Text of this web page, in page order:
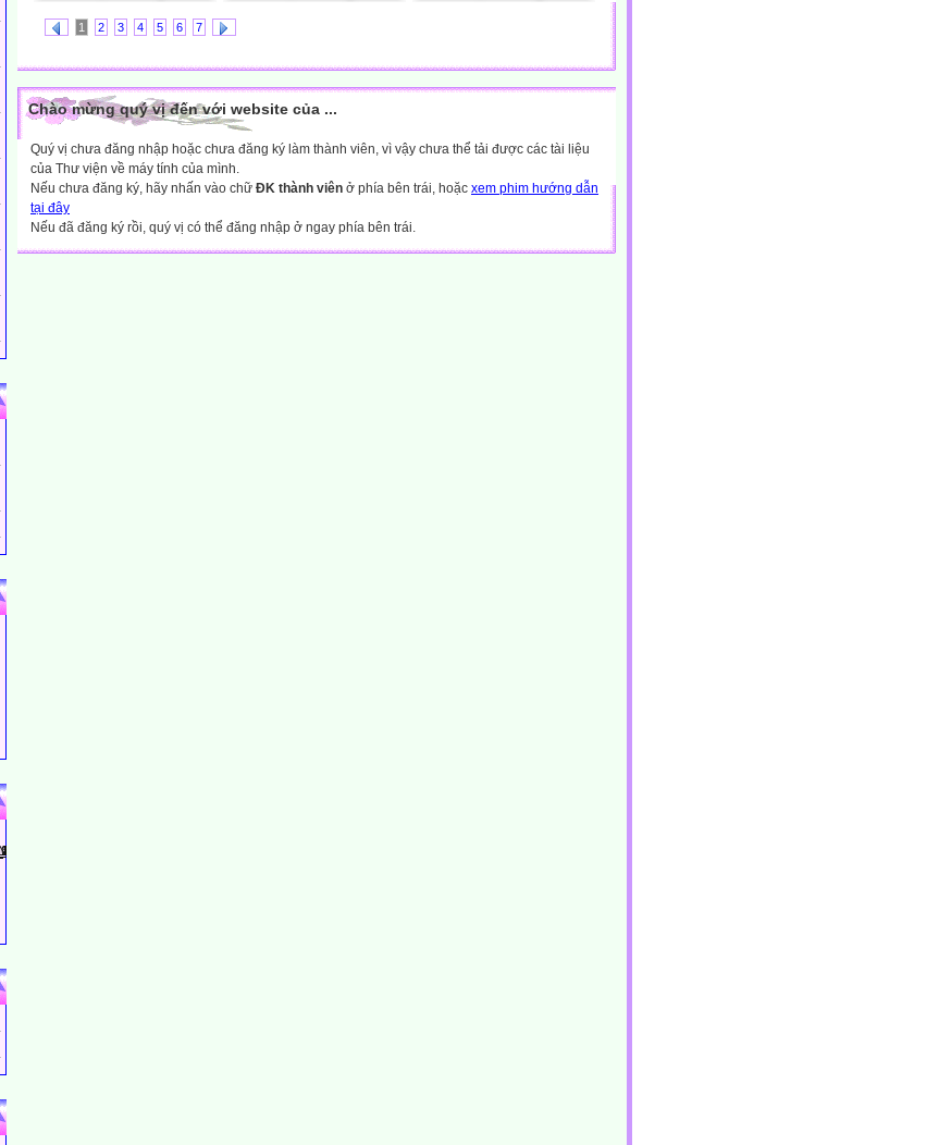
1 2 3 4 5 6 7
Chào mừng quý vị đến với website của ...
Quý vị chưa đăng nhập hoặc chưa đăng ký làm thành viên, vì vậy chưa thể tải được các tài liệu
của Thư viện về máy tính của mình.
Nếu chưa đăng ký, hãy nhấn vào chữ ĐK thành viên ở phía bên trái, hoặc xem phim hướng dẫn
tại đây
Nếu đã đăng ký rồi, quý vị có thể đăng nhập ở ngay phía bên trái.